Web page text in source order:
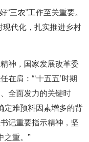
“三农”工作至关重要。
现代化，扎实推进乡村
神，国家发展改革委
在肩：“‘十五五’时期
全面发力的关键时
定难预料因素增多的背
记重要指示精神，坚
之重。”